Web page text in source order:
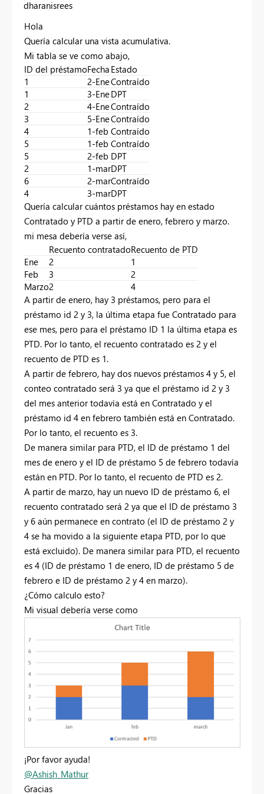
dharanisrees
Hola
Quería calcular una vista acumulativa.
Mi tabla se ve como abajo,
ID del préstamoFecha Estado
1
2-EneContraído
1
3-EneDPT
2
4-EneContraído
3
5-EneContraído
4
1-feb Contraído
5
1-feb Contraído
5
2-feb DPT
2
1-marDPT
6
2-marContraído
4
3-marDPT
Quería calcular cuántos préstamos hay en estado
Contratado y PTD a partir de enero, febrero y marzo.
mi mesa debería verse así,
Recuento contratadoRecuento de PTD
Ene
2
1
Feb
3
2
Marzo2
4
A partir de enero, hay 3 préstamos, pero para el
préstamo id 2 y 3, la última etapa fue Contratado para
ese mes, pero para el préstamo ID 1 la última etapa es
PTD. Por lo tanto, el recuento contratado es 2 y el
recuento de PTD es 1.
A partir de febrero, hay dos nuevos préstamos 4 y 5, el
conteo contratado será 3 ya que el préstamo id 2 y 3
del mes anterior todavía está en Contratado y el
préstamo id 4 en febrero también está en Contratado.
Por lo tanto, el recuento es 3.
De manera similar para PTD, el ID de préstamo 1 del
mes de enero y el ID de préstamo 5 de febrero todavía
están en PTD. Por lo tanto, el recuento de PTD es 2.
A partir de marzo, hay un nuevo ID de préstamo 6, el
recuento contratado será 2 ya que el ID de préstamo 3
y 6 aún permanece en contrato (el ID de préstamo 2 y
4 se ha movido a la siguiente etapa PTD, por lo que
está excluido). De manera similar para PTD, el recuento
es 4 (ID de préstamo 1 de enero, ID de préstamo 5 de
febrero e ID de préstamo 2 y 4 en marzo).
¿Cómo calculo esto?
Mi visual debería verse como
¡Por favor ayuda!
@Ashish_Mathur
Gracias